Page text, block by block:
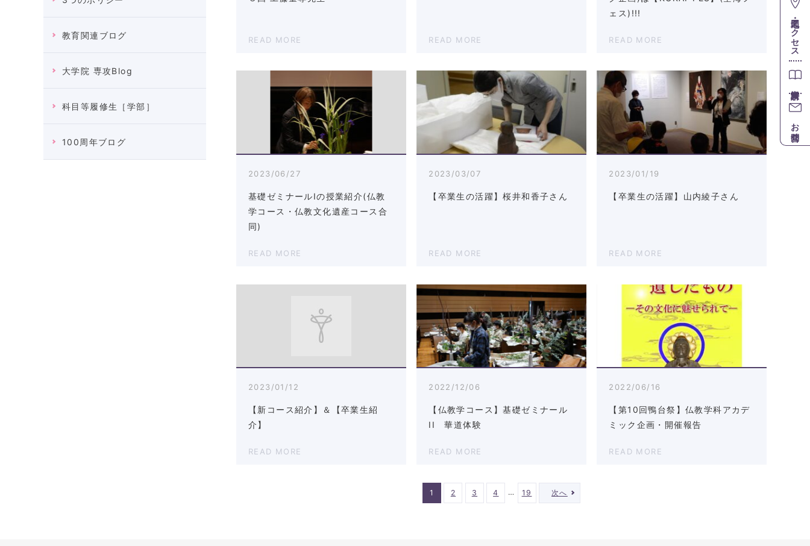
教育関連ブログ
大学院 専攻Blog
科目等履修生［学部］
100周年ブログ
READ MORE READ MORE
ェス)!!!
READ MORE
2023/06/27
基礎ゼミナールⅠの授業紹介(仏教
学コース・仏教文化遺産コース合
同)
READ MORE
2023/03/07
【卒業生の活躍】桜井和香子さん
READ MORE
2023/01/19
【卒業生の活躍】山内綾子さん
READ MORE
2023/01/12
【新コース紹介】＆【卒業生紹
介】
READ MORE
2022/12/06
【仏教学コース】基礎ゼミナール
II 華道体験
READ MORE
2022/06/16
【第10回鴨台祭】仏教学科アカデ
ミック企画・開催報告
READ MORE
1 2 3 4 … 19 次へ
地図・アクセス
お問合せ